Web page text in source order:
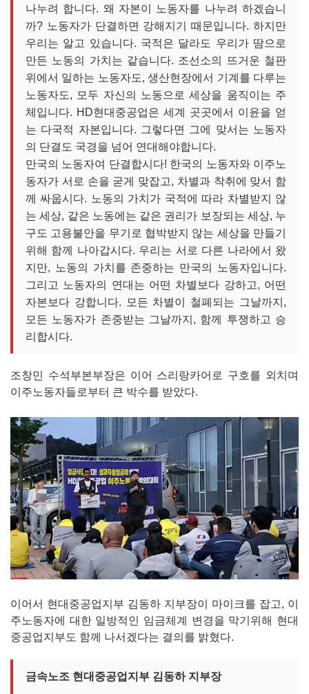
나누려 합니다. 왜 자본이 노동자를 나누려 하겠습니
까? 노동자가 단결하면 강해지기 때문입니다. 하지만
우리는 알고 있습니다. 국적은 달라도 우리가 땀으로
만든 노동의 가치는 같습니다. 조선소의 뜨거운 철판
위에서 일하는 노동자도, 생산현장에서 기계를 다루는
노동자도, 모두 자신의 노동으로 세상을 움직이는 주
체입니다. HD현대중공업은 세계 곳곳에서 이윤을 얻
는 다국적 자본입니다. 그렇다면 그에 맞서는 노동자
의 단결도 국경을 넘어 연대해야합니다.
만국의 노동자여 단결합시다! 한국의 노동자와 이주노
동자가 서로 손을 굳게 맞잡고, 차별과 착취에 맞서 함
께 싸웁시다. 노동의 가치가 국적에 따라 차별받지 않
는 세상, 같은 노동에는 같은 권리가 보장되는 세상, 누
구도 고용불안을 무기로 협박받지 않는 세상을 만들기
위해 함께 나아갑시다. 우리는 서로 다른 나라에서 왔
지만, 노동의 가치를 존중하는 만국의 노동자입니다.
그리고 노동자의 연대는 어떤 차별보다 강하고, 어떤
자본보다 강합니다. 모든 차별이 철폐되는 그날까지,
모든 노동자가 존중받는 그날까지, 함께 투쟁하고 승
리합시다.
조창민 수석부본부장은 이어 스리랑카어로 구호를 외치며
이주노동자들로부터 큰 박수를 받았다.
이어서 현대중공업지부 김동하 지부장이 마이크를 잡고, 이
주노동자에 대한 일방적인 임금체계 변경을 막기위해 현대
중공업지부도 함께 나서겠다는 결의를 밝혔다.
금속노조 현대중공업지부 김동하 지부장